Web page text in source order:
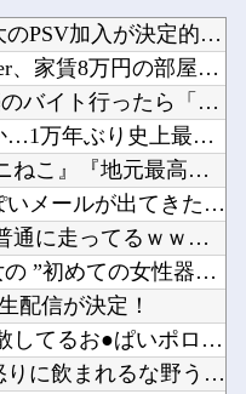
【ラブライブ！】【動画】くりぱんせつ菜、はしゃぐ【定期】他
【悲報】男さん、ウォータースライダーで上手く滑れずチューブの中に取り残されてしまうｗｗｗｗ...
日本「沖縄県知事選（9月」一色正春「海難事件追及（検証」八重山日報「抗議団体が危険航行（生...
【動画】注文するとヘルメット装着→鈍器で頭を殴られるチェコのバーｗｗｗｗ他
【ニュース】高市内閣、在日外国人の生活保護にメス！！！！他
ホーム画面が一番良かったハード他
【にじ甲2026】月ノ美兎、卯月コウ、夜牛詩乃らによる甲子園とかも見たくはある他
グラボそんなにすぐ壊れる？他
Powered by livedoor 相互RSS
海外「高すぎる！」佐野航大のPSV加入が決定的になり海外大騒...
【画像】 ゲーム配信YouTuber、家賃8万円の部屋で深夜...
171cm『49kg』の俺が、建築のバイト行ったら「こう」な...
日本旅行キャンセルすべきか…1万年ぶり史上最大級の火山の兆し...
【驚報】 最近のアニメ『ヤニねこ』『地元最高！』『みいちゃん...
婚約者が異性と会ってたっぽいメールが出てきたわけだが
【画像】 福岡、こんなのが普通に走ってるｗｗｗｗｗｗｗｗｗｗ...
【無修正マ○コ】 10代美少女の ”初めての女性器脱毛” 動...
配信が決定！
【ポロリ悲話】 ネットで拡散してるお●ぱいポロリ動画、何故か...
ホロライブ「さくらみこ」怒りに飲まれるな野うさぎ！2ndソロ...